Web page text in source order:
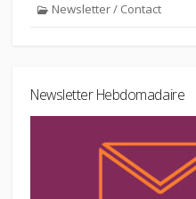
Newsletter / Contact
Newsletter Hebdomadaire